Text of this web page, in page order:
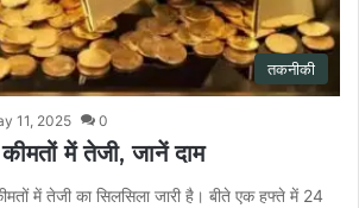
तकनीकी
11, 2025 0
में तेजी, जानें दाम
में तेजी का सिलसिला जारी है। बीते एक हफ्ते में 24